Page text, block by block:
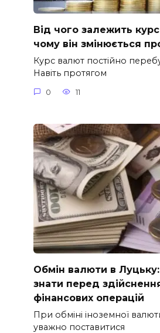
Від чого залежить
чому він змінюється
Курс валют постійно
Навіть протягом
0 11
Обмін валюти в
знати перед
фінансових операцій
При обміні іноземної
уважно поставитися